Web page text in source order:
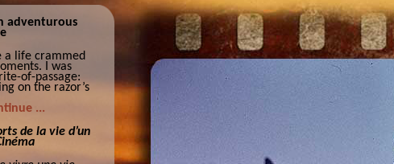
adventurous
a life crammed
I was
of-passage:
on the razor’s
...
de la vie d’un